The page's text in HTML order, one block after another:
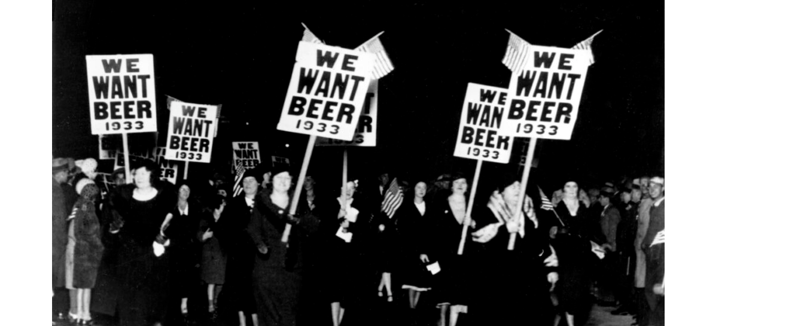
Μεταφορά Ασυνόδευτων
Pet